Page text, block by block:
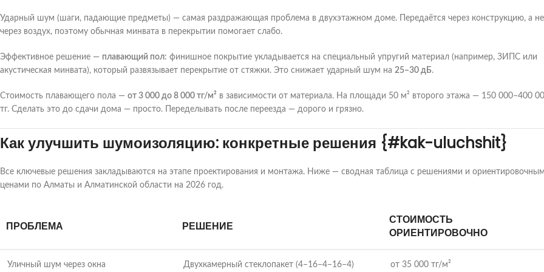
Ударный шум (шаги, падающие предметы) — самая раздражающая проблема в двухэтажном доме. Передаётся через конструкцию, а не
через воздух, поэтому обычная минвата в перекрытии помогает слабо.
Эффективное решение — плавающий пол: финишное покрытие укладывается на специальный упругий материал (например, ЗИПС или
акустическая минвата), который развязывает перекрытие от стяжки. Это снижает ударный шум на 25–30 дБ.
Стоимость плавающего пола — от 3 000 до 8 000 тг/м² в зависимости от материала. На площади 50 м² второго этажа — 150 000–400
тг. Сделать это до сдачи дома — просто. Переделывать после переезда — дорого и грязно.
Как улучшить шумоизоляцию: конкретные решения {#kak-uluchshit}
Все ключевые решения закладываются на этапе проектирования и монтажа. Ниже — сводная таблица с решениями и
ценами по Алматы и Алматинской области на 2026 год.
ПРОБЛЕМА РЕШЕНИЕ
СТОИМОСТЬ
ОРИЕНТИРОВОЧНО
Уличный шум через окна Двухкамерный стеклопакет (4–16–4–16–4) от 35 000 тг/м²